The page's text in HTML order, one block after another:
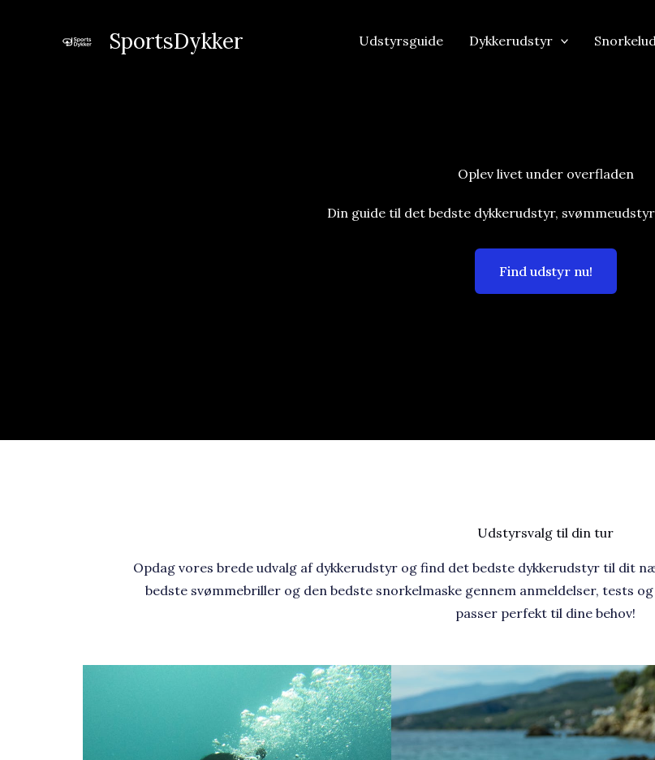
SportsDykker Udstyrsguide Dykkerudstyr
Oplev livet under overfladen​
Din guide til det bedste dykkerudstyr,
Find udstyr nu!
Udstyrsvalg til din tur
Opdag vores brede udvalg af dykkerudstyr og find det bedste dykkerudstyr til dit
bedste svømmebriller og den bedste snorkelmaske gennem anmeldelser, tests
passer perfekt til dine behov!